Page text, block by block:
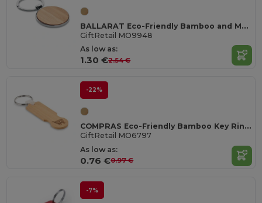
BALLARAT Eco-Friendly Bamboo and Metal Round Key Ring
GiftRetail MO9948
As low as:
1.30 €2.54 €
-22%
COMPRAS Eco-Friendly Bamboo Key Ring with Euro Token
GiftRetail MO6797
As low as:
0.76 €0.97 €
-7%